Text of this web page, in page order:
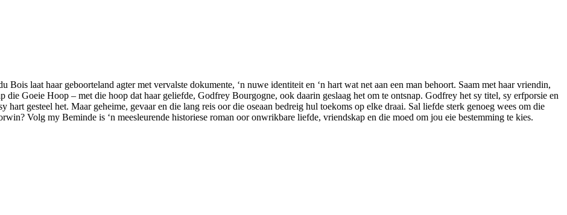
laat haar geboorteland agter met vervalste dokumente, ‘n nuwe identiteit en ‘n hart wat net aan een man behoort. Saam met haar vriendin,
die Goeie Hoop – met die hoop dat haar geliefde, Godfrey Bourgogne, ook daarin geslaag het om te ontsnap. Godfrey het sy titel, sy erfporsie en
gesteel het. Maar geheime, gevaar en die lang reis oor die oseaan bedreig hul toekoms op elke draai. Sal liefde sterk genoeg wees om die
Volg my Beminde is ‘n meesleurende historiese roman oor onwrikbare liefde, vriendskap en die moed om jou eie bestemming te kies.